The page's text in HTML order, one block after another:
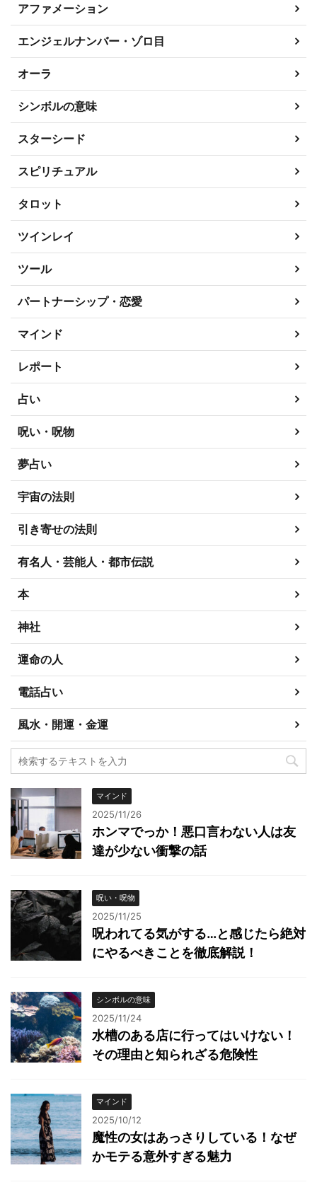
アファメーション
エンジェルナンバー・ゾロ目
オーラ
シンボルの意味
スターシード
スピリチュアル
タロット
ツインレイ
ツール
パートナーシップ・恋愛
マインド
レポート
占い
呪い・呪物
夢占い
宇宙の法則
引き寄せの法則
有名人・芸能人・都市伝説
本
神社
運命の人
電話占い
風水・開運・金運
マインド
2025/11/26
ホンマでっか！悪口言わない人は友
達が少ない衝撃の話
呪い・呪物
2025/11/25
呪われてる気がする…と感じたら絶対
にやるべきことを徹底解説！
シンボルの意味
2025/11/24
水槽のある店に行ってはいけない！
その理由と知られざる危険性
マインド
2025/10/12
魔性の女はあっさりしている！なぜ
かモテる意外すぎる魅力